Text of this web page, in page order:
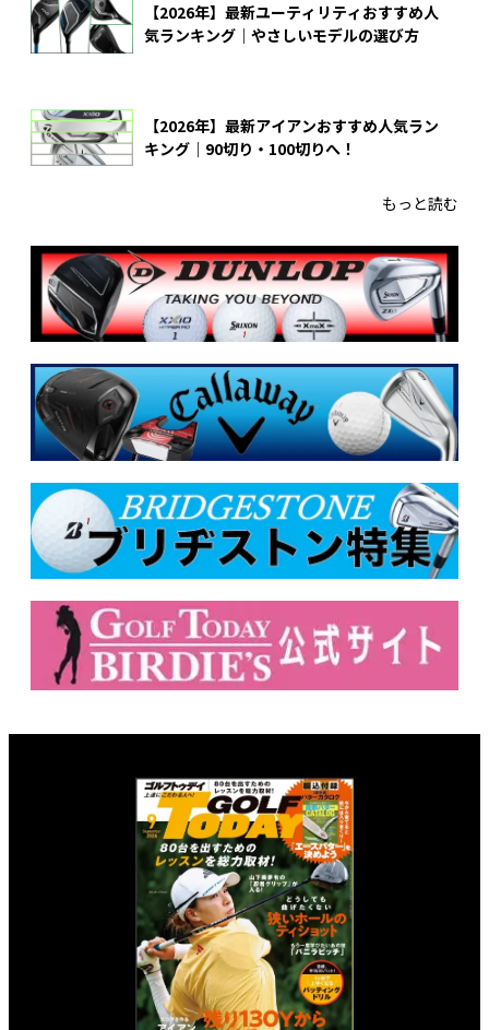
【2026年】最新ユーティリティおすすめ人
気ランキング｜やさしいモデルの選び方
【2026年】最新アイアンおすすめ人気ラン
キング｜90切り・100切りへ！
もっと読む